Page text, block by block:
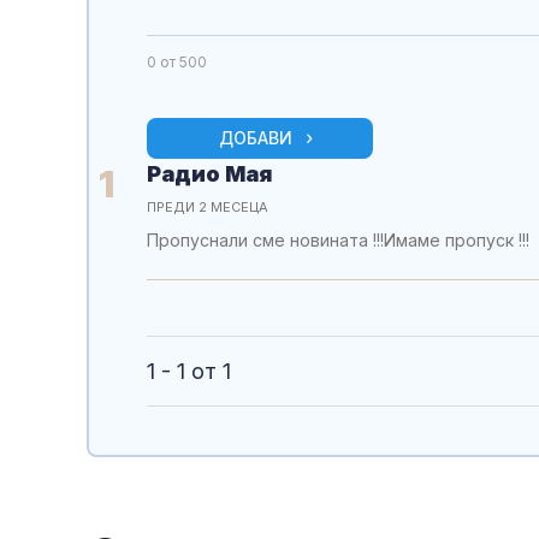
0 от 500
ДОБАВИ
1 Радио Мая
ПРЕДИ 2 МЕСЕЦА
Пропуснали сме новината !!!Имаме пропуск !!!
1 - 1 от 1